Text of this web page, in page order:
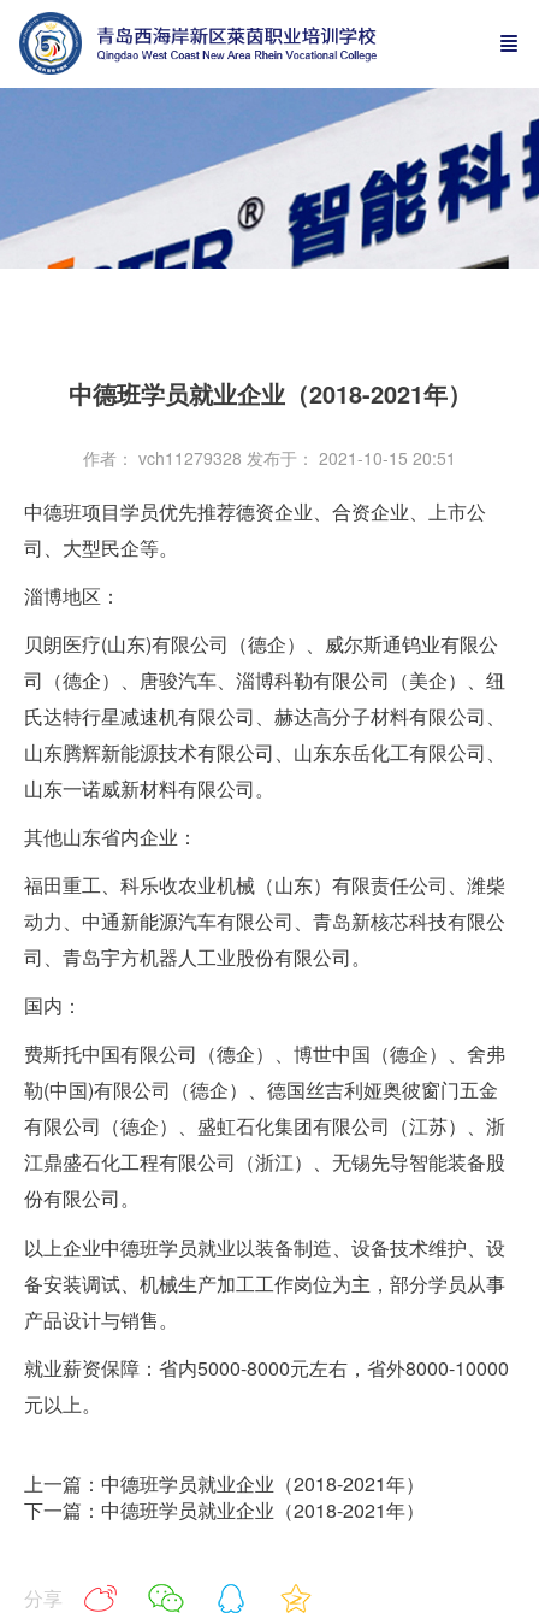
中德班学员就业企业（2018-2021年）
作者： vch11279328 发布于： 2021-10-15 20:51
中德班项目学员优先推荐德资企业、合资企业、上市公
司、大型民企等。
淄博地区：
贝朗医疗(山东)有限公司（德企）、威尔斯通钨业有限公
司（德企）、唐骏汽车、淄博科勒有限公司（美企）、纽
氏达特行星减速机有限公司、赫达高分子材料有限公司、
山东腾辉新能源技术有限公司、山东东岳化工有限公司、
山东一诺威新材料有限公司。
其他山东省内企业：
福田重工、科乐收农业机械（山东）有限责任公司、潍柴
动力、中通新能源汽车有限公司、青岛新核芯科技有限公
司、青岛宇方机器人工业股份有限公司。
国内：
费斯托中国有限公司（德企）、博世中国（德企）、舍弗
勒(中国)有限公司（德企）、德国丝吉利娅奥彼窗门五金
有限公司（德企）、盛虹石化集团有限公司（江苏）、浙
江鼎盛石化工程有限公司（浙江）、无锡先导智能装备股
份有限公司。
以上企业中德班学员就业以装备制造、设备技术维护、设
备安装调试、机械生产加工工作岗位为主，部分学员从事
产品设计与销售。
就业薪资保障：省内5000-8000元左右，省外8000-10000
元以上。
上一篇：中德班学员就业企业（2018-2021年）
下一篇：中德班学员就业企业（2018-2021年）
分享